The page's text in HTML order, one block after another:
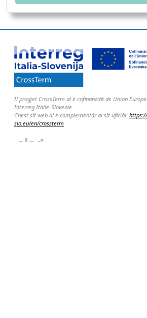
Il progjet CrossTerm al è cofinanziât de Union
Interreg Italie-Slovenie.
Chest sît web al è complementâr al sît uficiâl:
slo.eu/en/crossterm